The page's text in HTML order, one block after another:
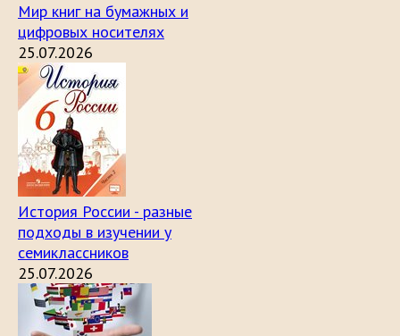
Мир книг на бумажных и
цифровых носителях
25.07.2026
История России - разные
подходы в изучении у
семиклассников
25.07.2026